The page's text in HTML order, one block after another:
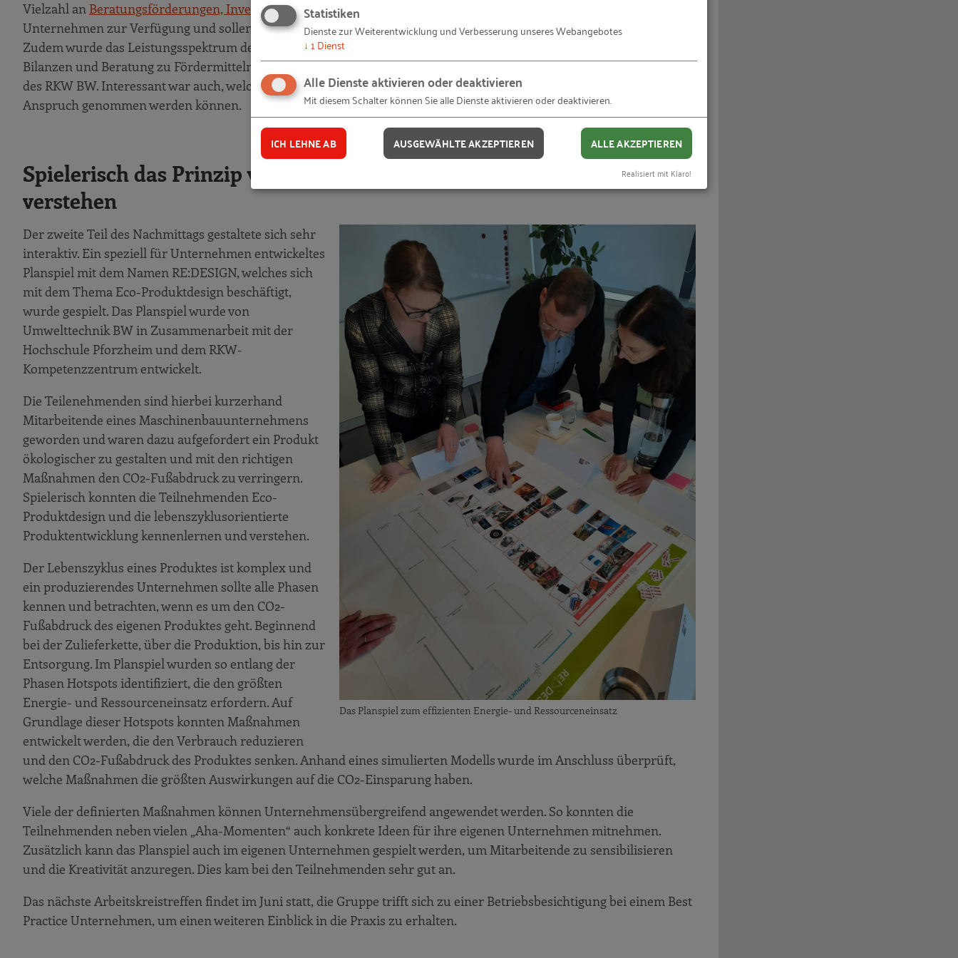
Vielzahl an Beratungsförderungen, Investitionsförderungen und Innovations- und Forschungsförderungen
Unternehmen zur Verfügung und sollen dabei unterstützen, Energie- und Ressourceneffizienter zu wirtschaften.
Zudem wurde das Leistungsspektrum des RKW BW vorgestellt. Von der Energieberatung über die Erstellung von CO2-
Bilanzen und Beratung zu Fördermitteln unterstützt das sogenannte Effinno-Team rund um Dr. Kohaupt die Kunden
des RKW BW. Interessant war auch, welche Fördermöglichkeiten die Unternehmen bereits nutzen und welche noch in
Anspruch genommen werden können.
Spielerisch das Prinzip von Eco-Produktdesign kennenlernen und
verstehen
Das Planspiel zum effizienten Energie- und Ressourceneinsatz
Der zweite Teil des Nachmittags gestaltete sich sehr
interaktiv. Ein speziell für Unternehmen entwickeltes
Planspiel mit dem Namen RE:DESIGN, welches sich
mit dem Thema Eco-Produktdesign beschäftigt,
wurde gespielt. Das Planspiel wurde von
Umwelttechnik BW in Zusammenarbeit mit der
Hochschule Pforzheim und dem RKW-
Kompetenzzentrum entwickelt.
Die Teilenehmenden sind hierbei kurzerhand
Mitarbeitende eines Maschinenbauunternehmens
geworden und waren dazu aufgefordert ein Produkt
ökologischer zu gestalten und mit den richtigen
Maßnahmen den CO2-Fußabdruck zu verringern.
Spielerisch konnten die Teilnehmenden Eco-
Produktdesign und die lebenszyklusorientierte
Produktentwicklung kennenlernen und verstehen.
Der Lebenszyklus eines Produktes ist komplex und
ein produzierendes Unternehmen sollte alle Phasen
kennen und betrachten, wenn es um den CO2-
Fußabdruck des eigenen Produktes geht. Beginnend
bei der Zulieferkette, über die Produktion, bis hin zur
Entsorgung. Im Planspiel wurden so entlang der
Phasen Hotspots identifiziert, die den größten
Energie- und Ressourceneinsatz erfordern. Auf
Grundlage dieser Hotspots konnten Maßnahmen
entwickelt werden, die den Verbrauch reduzieren
und den CO2-Fußabdruck des Produktes senken. Anhand eines simulierten Modells wurde im Anschluss überprüft,
welche Maßnahmen die größten Auswirkungen auf die CO2-Einsparung haben.
Viele der definierten Maßnahmen können Unternehmensübergreifend angewendet werden. So konnten die
Teilnehmenden neben vielen „Aha-Momenten“ auch konkrete Ideen für ihre eigenen Unternehmen mitnehmen.
Zusätzlich kann das Planspiel auch im eigenen Unternehmen gespielt werden, um Mitarbeitende zu sensibilisieren
und die Kreativität anzuregen. Dies kam bei den Teilnehmenden sehr gut an.
Das nächste Arbeitskreistreffen findet im Juni statt, die Gruppe trifft sich zu einer Betriebsbesichtigung bei einem Best
Practice Unternehmen, um einen weiteren Einblick in die Praxis zu erhalten.
Statistiken
Dienste zur Weiterentwicklung und Verbesserung unseres Webangebotes
↓ 1 Dienst
Alle Dienste aktivieren oder deaktivieren
Mit diesem Schalter können Sie alle Dienste aktivieren oder deaktivieren.
ICH LEHNE AB AUSGEWÄHLTE AKZEPTIEREN ALLE AKZEPTIEREN
Realisiert mit Klaro!